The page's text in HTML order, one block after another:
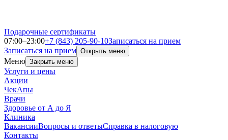
Подарочные сертификаты
07:00–23:00+7 (843) 205-90-10Записаться на прием
Записаться на прием Открыть меню
Меню Закрыть меню
Услуги и цены
Акции
ЧекАпы
Врачи
Здоровье от А до Я
Клиника
ВакансииВопросы и ответыСправка в налоговую
Контакты